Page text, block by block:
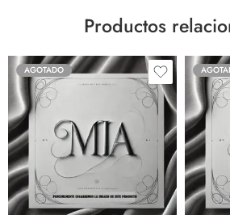
Productos
AGOTADO